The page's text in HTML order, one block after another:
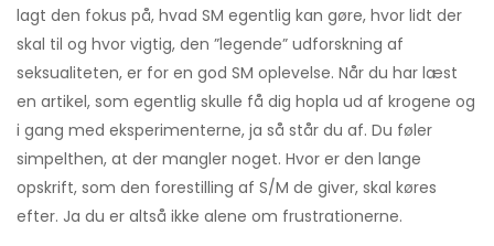
lagt den fokus på, hvad SM egentlig kan gøre, hvor lidt der
skal til og hvor vigtig, den ”legende” udforskning af
seksualiteten, er for en god SM oplevelse. Når du har læst
en artikel, som egentlig skulle få dig hopla ud af krogene og
i gang med eksperimenterne, ja så står du af. Du føler
simpelthen, at der mangler noget. Hvor er den lange
opskrift, som den forestilling af S/M de giver, skal køres
efter. Ja du er altså ikke alene om frustrationerne.